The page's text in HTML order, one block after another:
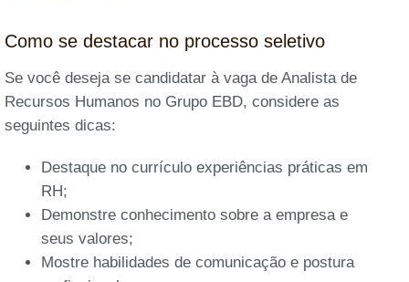
Como se destacar no processo seletivo
Se você deseja se candidatar à vaga de Analista de
Recursos Humanos no Grupo EBD, considere as
seguintes dicas:
Destaque no currículo experiências práticas em
RH;
Demonstre conhecimento sobre a empresa e
seus valores;
Mostre habilidades de comunicação e postura